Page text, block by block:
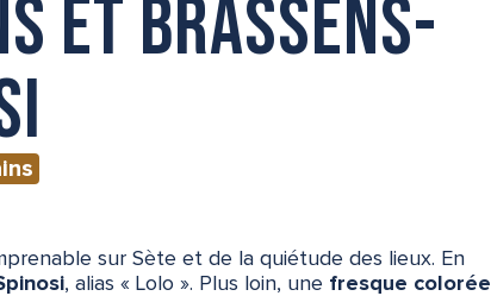
et Brassens-
sur Sète et de la quiétude des lieux. En
, alias « Lolo ». Plus loin, une fresque colorée